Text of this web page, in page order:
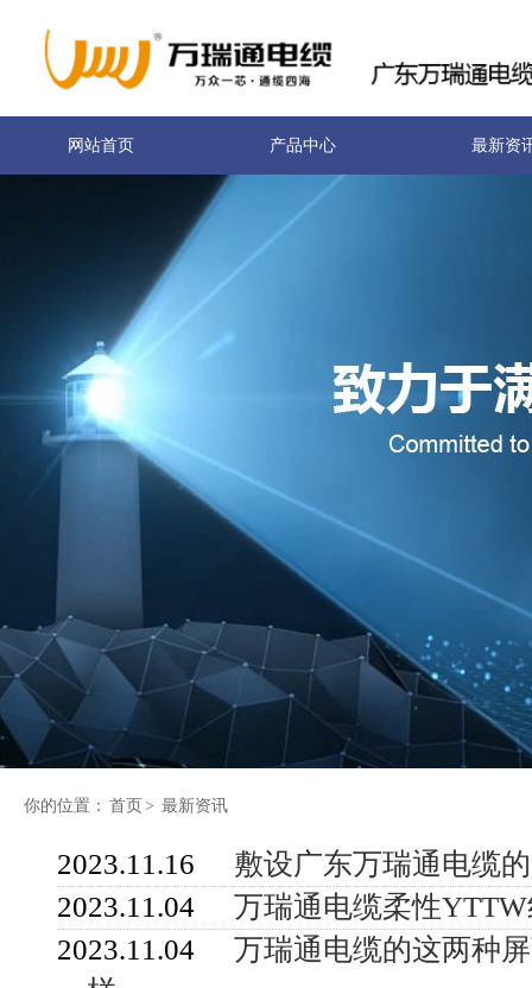
网站首页 产品中心 最新资
联系我们
你的位置： 首页 > 最新资讯
2023.11.16
敷设广东万瑞通电缆
2023.11.04
万瑞通电缆柔性
2023.11.04
万瑞通电缆的这两种